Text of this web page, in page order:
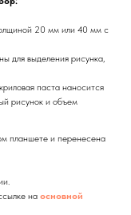
20 мм или 40 мм с
для выделения рисунка,
паста наносится
рисунок и объем
планшете и перенесена
на основной